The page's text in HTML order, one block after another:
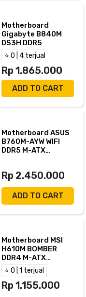
Motherboard
Gigabyte B840M
DS3H DDR5
⭐ 0 | 4 terjual
Rp 1.865.000
ADD TO CART
Motherboard ASUS
B760M-AYW WIFI
DDR5 M-ATX
Rp 2.450.000
ADD TO CART
Motherboard MSI
H610M BOMBER
DDR4 M-ATX
LGA1700
⭐ 0 | 1 terjual
Rp 1.155.000